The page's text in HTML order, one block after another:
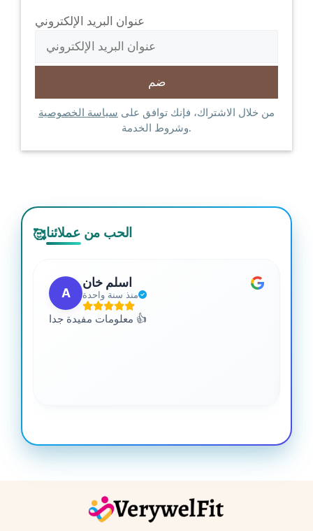
عنوان البريد الإلكتروني
من خلال الاشتراك، فإنك توافق على سياسة الخصوصية
وشروط الخدمة.
🥰الحب من عملائنا
A
اسلم خان
منذ سنة واحدة
معلومات مفيدة جدا 👍